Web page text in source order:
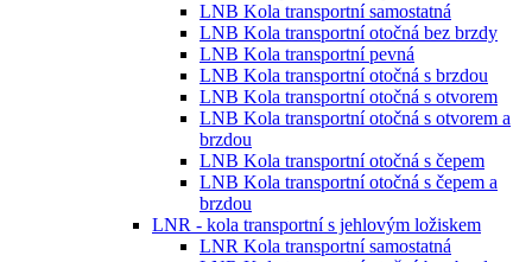
LNB Kola transportní samostatná
LNB Kola transportní otočná bez brzdy
LNB Kola transportní pevná
LNB Kola transportní otočná s brzdou
LNB Kola transportní otočná s otvorem
LNB Kola transportní otočná s otvorem a
brzdou
LNB Kola transportní otočná s čepem
LNB Kola transportní otočná s čepem a
brzdou
LNR - kola transportní s jehlovým ložiskem
LNR Kola transportní samostatná